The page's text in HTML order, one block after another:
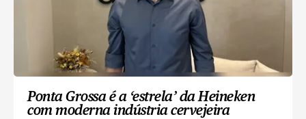
Ponta Grossa é a ‘estrela’ da Heineken
com moderna indústria cervejeira